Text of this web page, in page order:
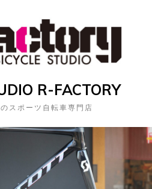
R-FACTORY
スポーツ自転車専門店